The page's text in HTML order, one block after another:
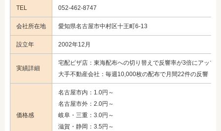
TEL 052-462-8747
会社所在地 愛知県名古屋市中村区十王町6-13
設立年 2002年12月
実績詳細
宅配ピザ店：東海配布への切り替えで反響率が3倍にアップ
大手不動産会社：毎週10,000枚の配布で月間22件の反響 ほ
価格感
名古屋市内：1.0円～
名古屋市外：2.0円～
岐阜・三重：3.0円～
滋賀・静岡：3.5円～